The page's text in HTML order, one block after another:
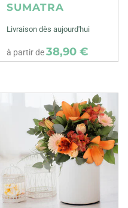
SUMATRA
Livraison dès aujourd'hui
à partir de38,90 €